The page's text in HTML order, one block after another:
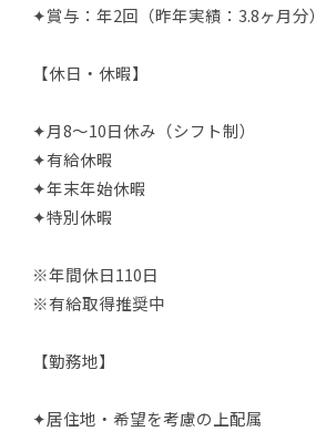
✦賞与：年2回（昨年実績：3.8ヶ月分）
【休日・休暇】
✦月8～10日休み（シフト制）
✦有給休暇
✦年末年始休暇
✦特別休暇
※年間休日110日
※有給取得推奨中
【勤務地】
✦居住地・希望を考慮の上配属